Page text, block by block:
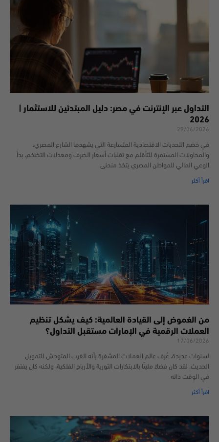
التداول عبر الإنترنت في مصر: دليل المبتدئين للاستثمار |
2026
29/06/2026
في خضم التحديات الاقتصادية المتسارعة التي يشهدها الشارع المصري،
والمحاولات المستمرة للتأقلم مع تقلبات أسعار الصرف ومعدلات التضخم، بدأ
الوعي المالي للمواطن المصري يتخذ منحنى
اقرأ أكثر
من الغموض إلى القيادة العالمية: كيف يشكل تنظيم
العملات الرقمية في الإمارات مستقبل التداول؟
17/06/2026
لسنوات عديدة، عُرف عالم العملات المشفرة بأنه الغرب المتوحش للتمويل
الحديث. لقد كان فضاءً مليئًا بالابتكارات الثورية والأرباح الفلكية، ولكنه كان يفتقر
في الوقت ذاته
اقرأ أكثر